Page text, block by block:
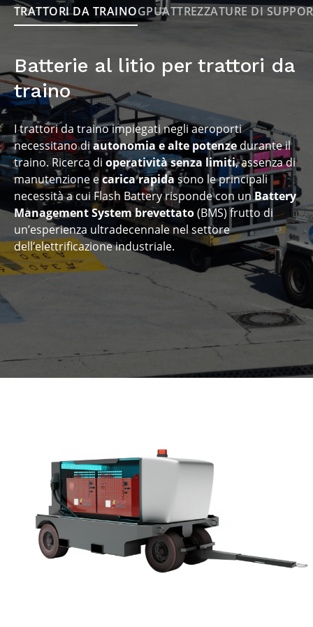
Conformità
alle linee guide internazionali di neutralità
intervento
zero costi di manutenzione ordinaria, zero fermi
Monitoraggio costante
dello stato di salute della tua batteria
TRATTORI DA TRAINOGPUATTREZZATURE DI
Batterie al litio per trattori da
traino
I trattori da traino impiegati negli aeroporti
necessitano diautonomia e alte potenzedurante il
traino. Ricerca di operatività senza limiti, assenza di
manutenzione ecarica rapida sono le principali
necessità a cui Flash Battery risponde con unBattery
Management System brevettato(BMS) frutto di
un’esperienza ultradecennale nel settore
dell’elettrificazione industriale.